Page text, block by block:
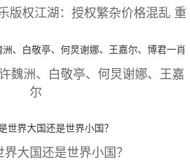
版权江湖：授权繁杂价格混乱 重
魏洲、白敬亭、何炅谢娜、王嘉
尔
大国还是世界小国？